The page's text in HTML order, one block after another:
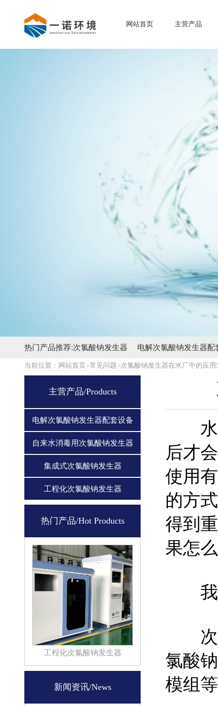
网站首页 主营产品
热门产品推荐:次氯酸钠发生器 电解次氯酸钠发生器配
当前位置： 网站首页>常见问题>次氯酸钠发生器在水厂中的应用
主营产品/Products
电解次氯酸钠发生器配套设备
自来水消毒用次氯酸钠发生器
集成式次氯酸钠发生器
工程化次氯酸钠发生器
热门产品/Hot Products
工程化次氯酸钠发生器
新闻资讯/News
水厂
后才
使用
的方
得到
果怎
我们
次氯
氯酸
模组